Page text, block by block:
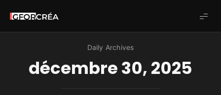
Studio
GforCréa
Daily Archives
décembre 30, 2025